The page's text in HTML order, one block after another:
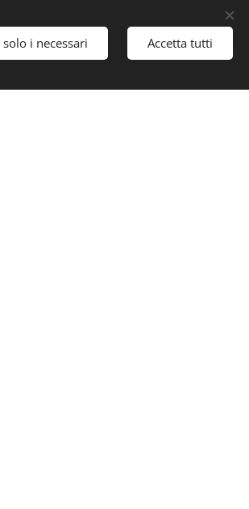
solo i necessari Accetta tutti